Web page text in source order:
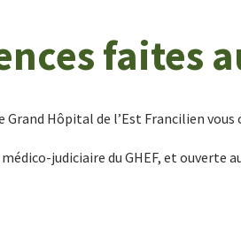
faites
Hôpital de l’Est Francilien
judiciaire du GHEF, et ouverte